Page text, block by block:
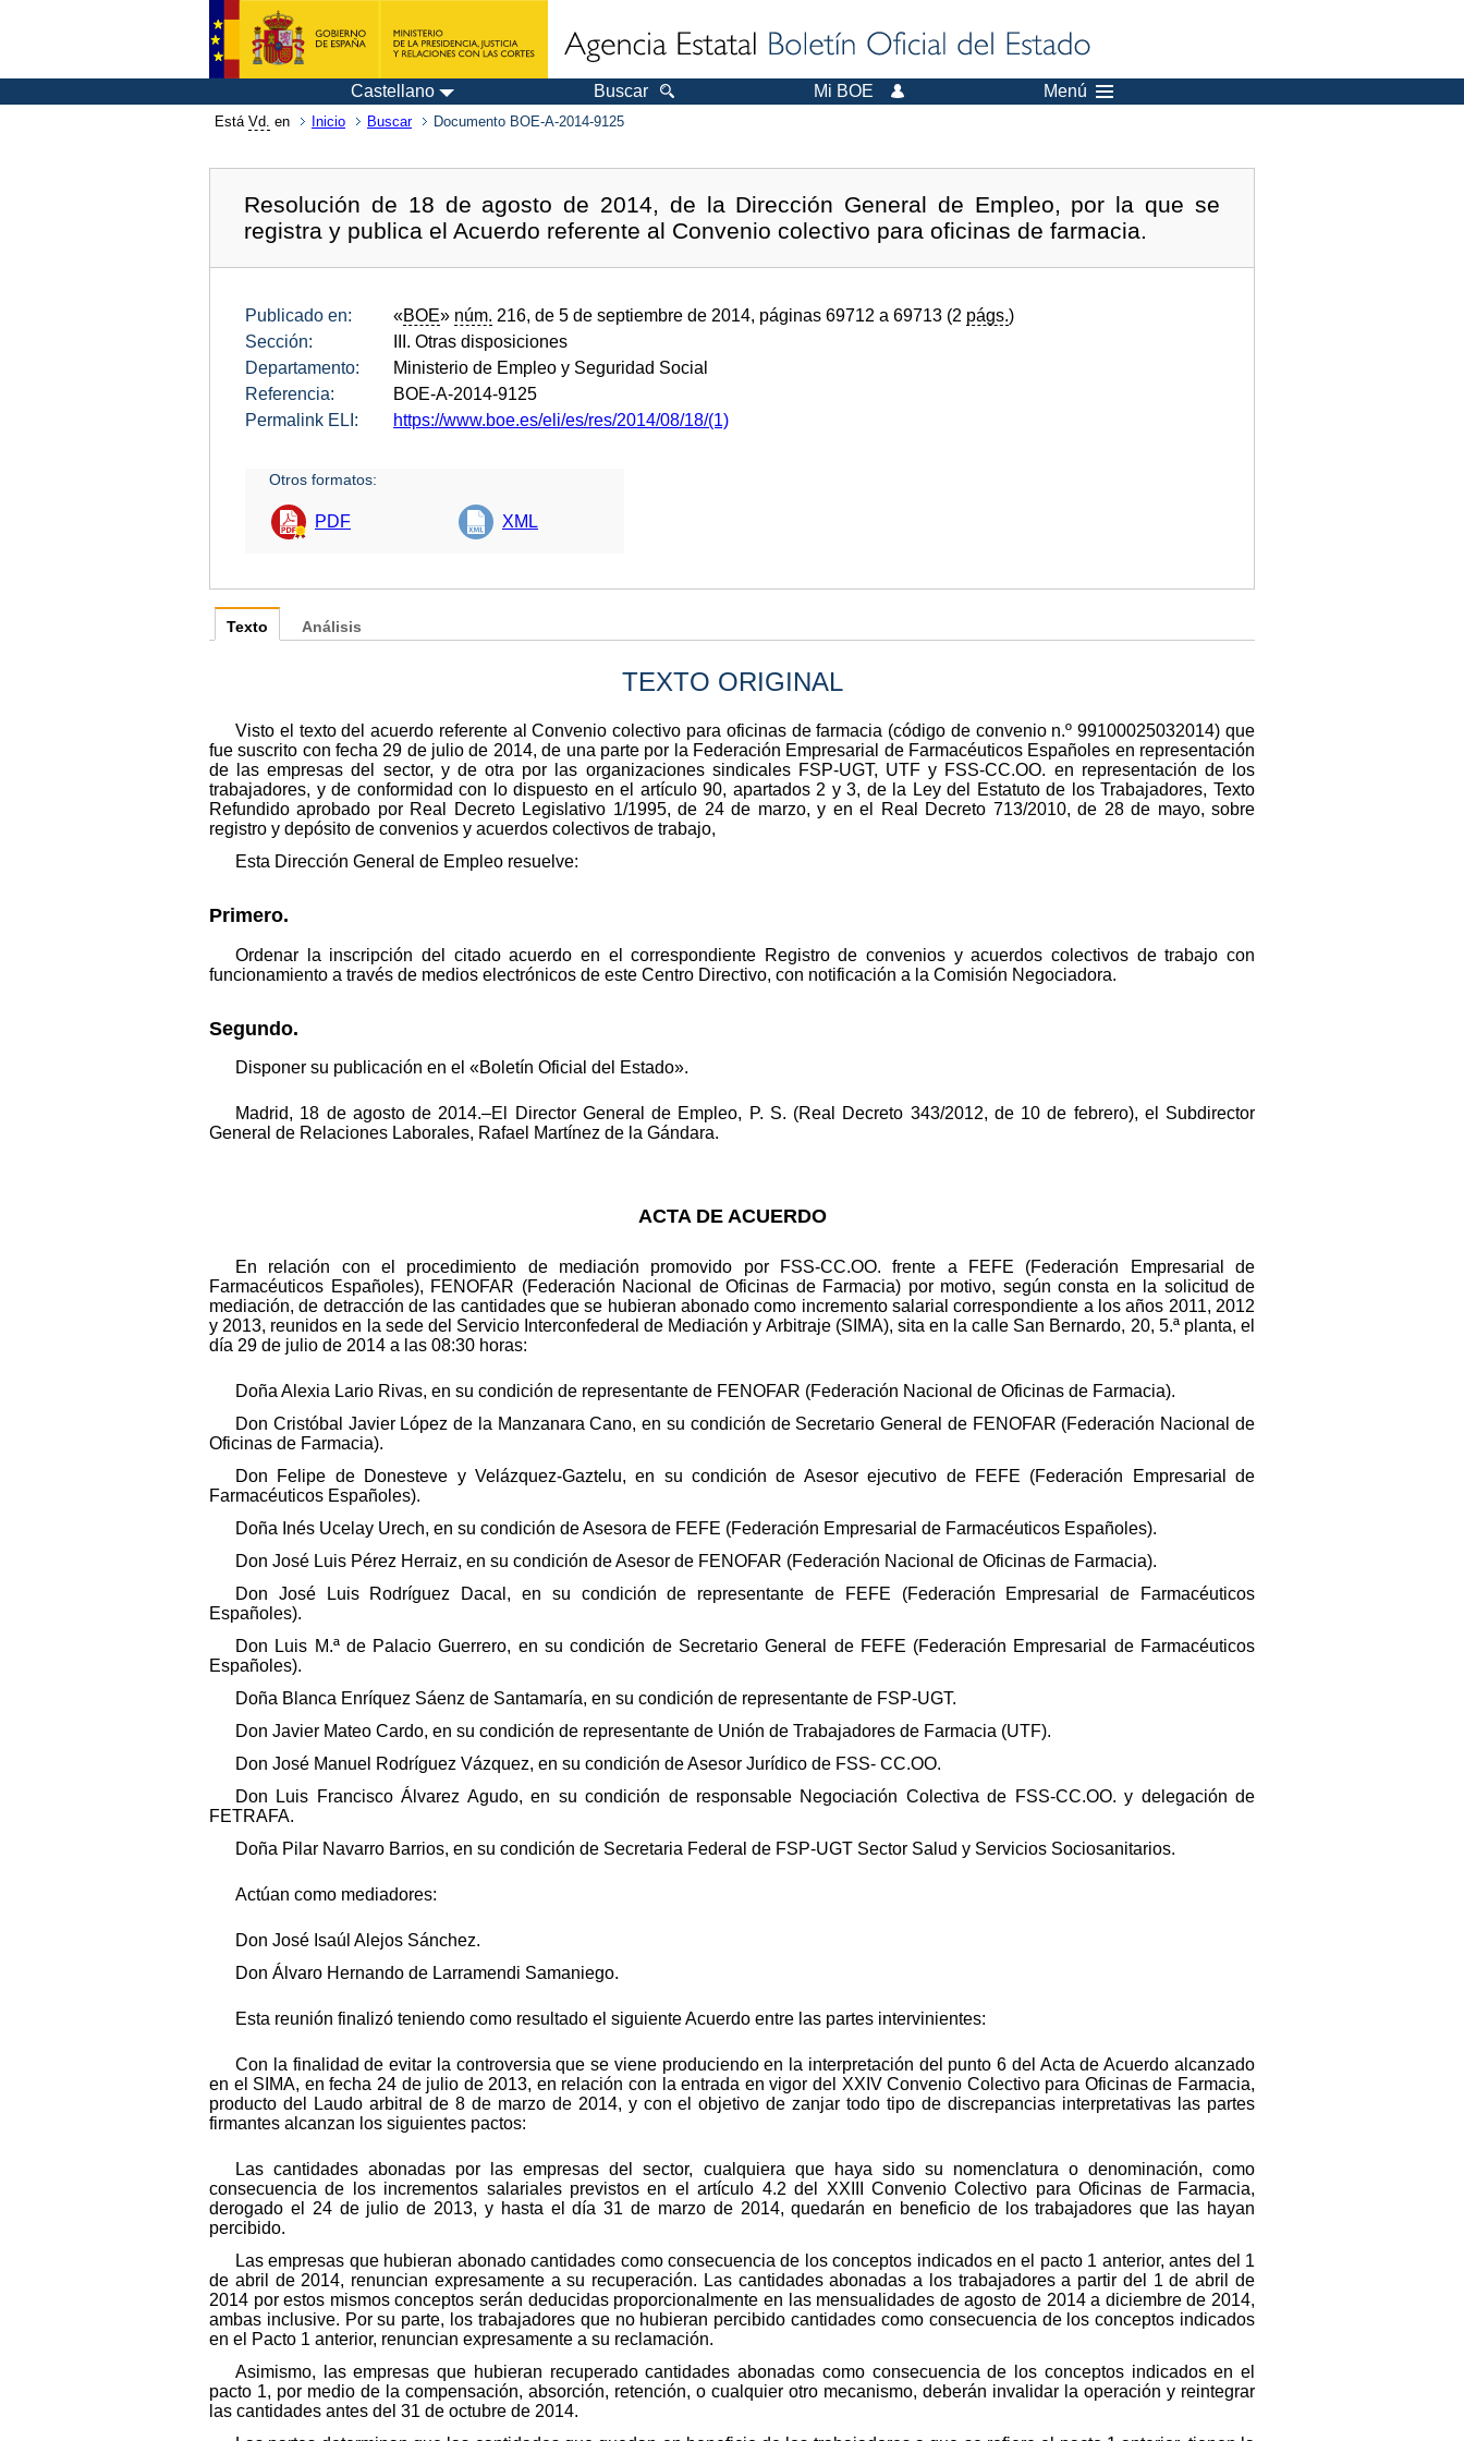
Castellano Buscar Mi BOE Menú
Está Vd. en Inicio Buscar Documento BOE-A-2014-9125
Resolución de 18 de agosto de 2014, de la Dirección General de Empleo, por la que se
registra y publica el Acuerdo referente al Convenio colectivo para oficinas de farmacia.
Publicado en: «BOE» núm. 216, de 5 de septiembre de 2014, páginas 69712 a 69713 (2 págs.)
Sección:
III. Otras disposiciones
Departamento:
Ministerio de Empleo y Seguridad Social
Referencia:
BOE-A-2014-9125
Permalink ELI:
https://www.boe.es/eli/es/res/2014/08/18/(1)
Otros formatos:
PDF XML
Texto
TEXTO ORIGINAL
Visto el texto del acuerdo referente al Convenio colectivo para oficinas de farmacia (código de convenio n.º 99100025032014) que
fue suscrito con fecha 29 de julio de 2014, de una parte por la Federación Empresarial de Farmacéuticos Españoles en representación
de las empresas del sector, y de otra por las organizaciones sindicales FSP-UGT, UTF y FSS-CC.OO. en representación de los
trabajadores, y de conformidad con lo dispuesto en el artículo 90, apartados 2 y 3, de la Ley del Estatuto de los Trabajadores, Texto
Refundido aprobado por Real Decreto Legislativo 1/1995, de 24 de marzo, y en el Real Decreto 713/2010, de 28 de mayo, sobre
registro y depósito de convenios y acuerdos colectivos de trabajo,
Esta Dirección General de Empleo resuelve:
Primero.
Ordenar la inscripción del citado acuerdo en el correspondiente Registro de convenios y acuerdos colectivos de trabajo con
funcionamiento a través de medios electrónicos de este Centro Directivo, con notificación a la Comisión Negociadora.
Segundo.
Disponer su publicación en el «Boletín Oficial del Estado».
Madrid, 18 de agosto de 2014.–El Director General de Empleo, P. S. (Real Decreto 343/2012, de 10 de febrero), el Subdirector
General de Relaciones Laborales, Rafael Martínez de la Gándara.
ACTA DE ACUERDO
En relación con el procedimiento de mediación promovido por FSS-CC.OO. frente a FEFE (Federación Empresarial de
Farmacéuticos Españoles), FENOFAR (Federación Nacional de Oficinas de Farmacia) por motivo, según consta en la solicitud de
mediación, de detracción de las cantidades que se hubieran abonado como incremento salarial correspondiente a los años 2011, 2012
y 2013, reunidos en la sede del Servicio Interconfederal de Mediación y Arbitraje (SIMA), sita en la calle San Bernardo, 20, 5.ª planta, el
día 29 de julio de 2014 a las 08:30 horas:
Doña Alexia Lario Rivas, en su condición de representante de FENOFAR (Federación Nacional de Oficinas de Farmacia).
Don Cristóbal Javier López de la Manzanara Cano, en su condición de Secretario General de FENOFAR (Federación Nacional de
Oficinas de Farmacia).
Don Felipe de Donesteve y Velázquez-Gaztelu, en su condición de Asesor ejecutivo de FEFE (Federación Empresarial de
Farmacéuticos Españoles).
Doña Inés Ucelay Urech, en su condición de Asesora de FEFE (Federación Empresarial de Farmacéuticos Españoles).
Don José Luis Pérez Herraiz, en su condición de Asesor de FENOFAR (Federación Nacional de Oficinas de Farmacia).
Don José Luis Rodríguez Dacal, en su condición de representante de FEFE (Federación Empresarial de Farmacéuticos
Españoles).
Don Luis M.ª de Palacio Guerrero, en su condición de Secretario General de FEFE (Federación Empresarial de Farmacéuticos
Españoles).
Doña Blanca Enríquez Sáenz de Santamaría, en su condición de representante de FSP-UGT.
Don Javier Mateo Cardo, en su condición de representante de Unión de Trabajadores de Farmacia (UTF).
Don José Manuel Rodríguez Vázquez, en su condición de Asesor Jurídico de FSS- CC.OO.
Don Luis Francisco Álvarez Agudo, en su condición de responsable Negociación Colectiva de FSS-CC.OO. y delegación de
FETRAFA.
Doña Pilar Navarro Barrios, en su condición de Secretaria Federal de FSP-UGT Sector Salud y Servicios Sociosanitarios.
Actúan como mediadores:
Don José Isaúl Alejos Sánchez.
Don Álvaro Hernando de Larramendi Samaniego.
Esta reunión finalizó teniendo como resultado el siguiente Acuerdo entre las partes intervinientes:
Con la finalidad de evitar la controversia que se viene produciendo en la interpretación del punto 6 del Acta de Acuerdo alcanzado
en el SIMA, en fecha 24 de julio de 2013, en relación con la entrada en vigor del XXIV Convenio Colectivo para Oficinas de Farmacia,
producto del Laudo arbitral de 8 de marzo de 2014, y con el objetivo de zanjar todo tipo de discrepancias interpretativas las partes
firmantes alcanzan los siguientes pactos:
Las cantidades abonadas por las empresas del sector, cualquiera que haya sido su nomenclatura o denominación, como
consecuencia de los incrementos salariales previstos en el artículo 4.2 del XXIII Convenio Colectivo para Oficinas de Farmacia,
derogado el 24 de julio de 2013, y hasta el día 31 de marzo de 2014, quedarán en beneficio de los trabajadores que las hayan
percibido.
Las empresas que hubieran abonado cantidades como consecuencia de los conceptos indicados en el pacto 1 anterior, antes del 1
de abril de 2014, renuncian expresamente a su recuperación. Las cantidades abonadas a los trabajadores a partir del 1 de abril de
2014 por estos mismos conceptos serán deducidas proporcionalmente en las mensualidades de agosto de 2014 a diciembre de 2014,
ambas inclusive. Por su parte, los trabajadores que no hubieran percibido cantidades como consecuencia de los conceptos indicados
en el Pacto 1 anterior, renuncian expresamente a su reclamación.
Asimismo, las empresas que hubieran recuperado cantidades abonadas como consecuencia de los conceptos indicados en el
pacto 1, por medio de la compensación, absorción, retención, o cualquier otro mecanismo, deberán invalidar la operación y reintegrar
las cantidades antes del 31 de octubre de 2014.
Análisis